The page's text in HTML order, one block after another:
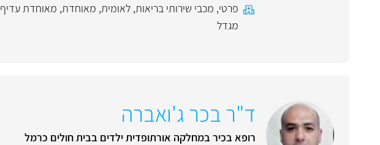
פרטי, מכבי שירותי בריאות, לאומית, מאוחדת, מאוחדת עדיף
מגדל
ד"ר בכר ג'ואברה
רופא בכיר במחלקה אורתופדית ילדים בבית חולים כרמל